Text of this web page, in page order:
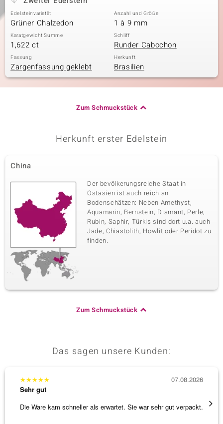
Edelsteinvarietät
Grüner Chalzedon
Anzahl und Größe
1 à 9 mm
Karatgewicht Summe
1,622 ct
Schliff
Runder Cabochon
Fassung
Zargenfassung geklebt
Herkunft
Brasilien
Zum Schmuckstück
Herkunft erster Edelstein
China
Der bevölkerungsreiche Staat in
Ostasien ist auch reich an
Bodenschätzen: Neben Amethyst,
Aquamarin, Bernstein, Diamant, Perle,
Rubin, Saphir, Türkis sind dort u.a. auch
Jade, Chiastolith, Howlit oder Peridot zu
finden.
Zum Schmuckstück
Das sagen unsere Kunden:
★★★★★
Sehr gut
Die Ware kam schneller als erwartet. Sie war sehr gut verpackt.
07.08.2026